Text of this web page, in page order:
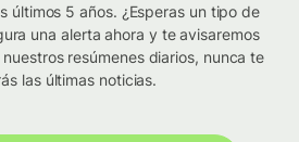
últimos 5 años. ¿Esperas un tipo de
una alerta ahora y te avisaremos
resúmenes diarios, nunca te
las últimas noticias.